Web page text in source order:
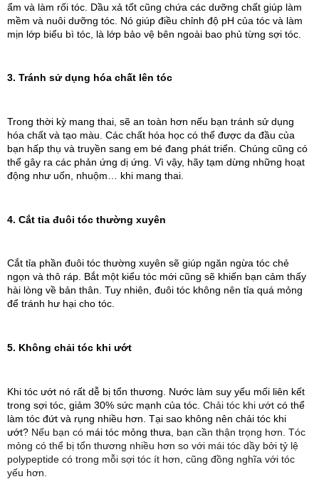
ẩm và làm rối tóc. Dầu xả tốt cũng chứa các dưỡng chất giúp làm
mềm và nuôi dưỡng tóc. Nó giúp điều chỉnh độ pH của tóc và làm
mịn lớp biểu bì tóc, là lớp bảo vệ bên ngoài bao phủ từng sợi tóc.
3. Tránh sử dụng hóa chất lên tóc
Trong thời kỳ mang thai, sẽ an toàn hơn nếu bạn tránh sử dụng
hóa chất và tạo màu. Các chất hóa học có thể được da đầu của
bạn hấp thụ và truyền sang em bé đang phát triển. Chúng cũng có
thể gây ra các phản ứng dị ứng. Vì vậy, hãy tạm dừng những hoạt
động như uốn, nhuộm… khi mang thai.
4. Cắt tỉa đuôi tóc thường xuyên
Cắt tỉa phần đuôi tóc thường xuyên sẽ giúp ngăn ngừa tóc chẻ
ngọn và thô ráp. Bắt một kiểu tóc mới cũng sẽ khiến bạn cảm thấy
hài lòng về bản thân. Tuy nhiên, đuôi tóc không nên tỉa quá mỏng
để tránh hư hại cho tóc.
5. Không chải tóc khi ướt
Khi tóc ướt nó rất dễ bị tổn thương. Nước làm suy yếu mối liên kết
trong sợi tóc, giảm 30% sức mạnh của tóc. Chải tóc khi ướt có thể
làm tóc đứt và rụng nhiều hơn. Tại sao không nên chải tóc khi
ướt? Nếu bạn có mái tóc mỏng thưa , bạn cần thận trọng hơn. Tóc
mỏng có thể bị tổn thương nhiều hơn so với mái tóc dầy bởi tỷ lệ
polypeptide có trong mỗi sợi tóc ít hơn, cũng đồng nghĩa với tóc
yếu hơn.